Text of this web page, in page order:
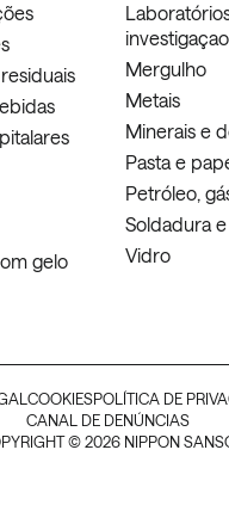
gelo
investigaçao
Mergulho
Metais
Minerais e
Pasta e
Petróleo,
Soldadura
Vidro
© 2026 NIPPON
COOKIESPOLÍTICA DE
CANAL DE DENÚNCIAS